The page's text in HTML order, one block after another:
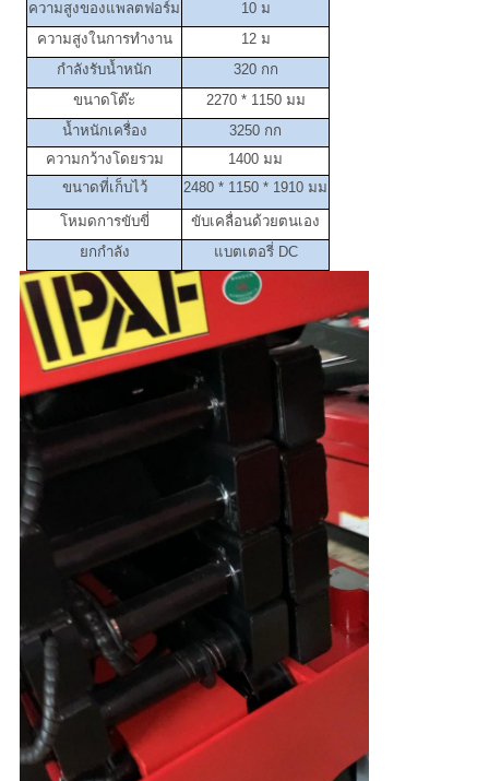
ความสูงของแพลตฟอร์ม
10 ม
ความสูงในการทำงาน
12 ม
กำลังรับน้ำหนัก
320 กก
ขนาดโต๊ะ
2270 * 1150 มม
น้ำหนักเครื่อง
3250 กก
ความกว้างโดยรวม
1400 มม
ขนาดที่เก็บไว้
2480 * 1150 * 1910 มม
โหมดการขับขี่
ขับเคลื่อนด้วยตนเอง
ยกกำลัง
แบตเตอรี่ DC